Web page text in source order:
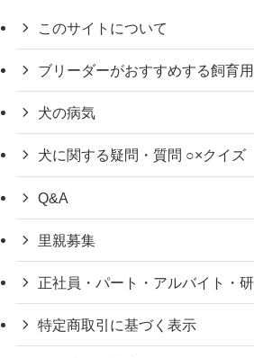
このサイトについて
ブリーダーがおすすめする飼育
犬の病気
犬に関する疑問・質問 ○×クイズ
Q&A
里親募集
正社員・パート・アルバイト・
特定商取引に基づく表示